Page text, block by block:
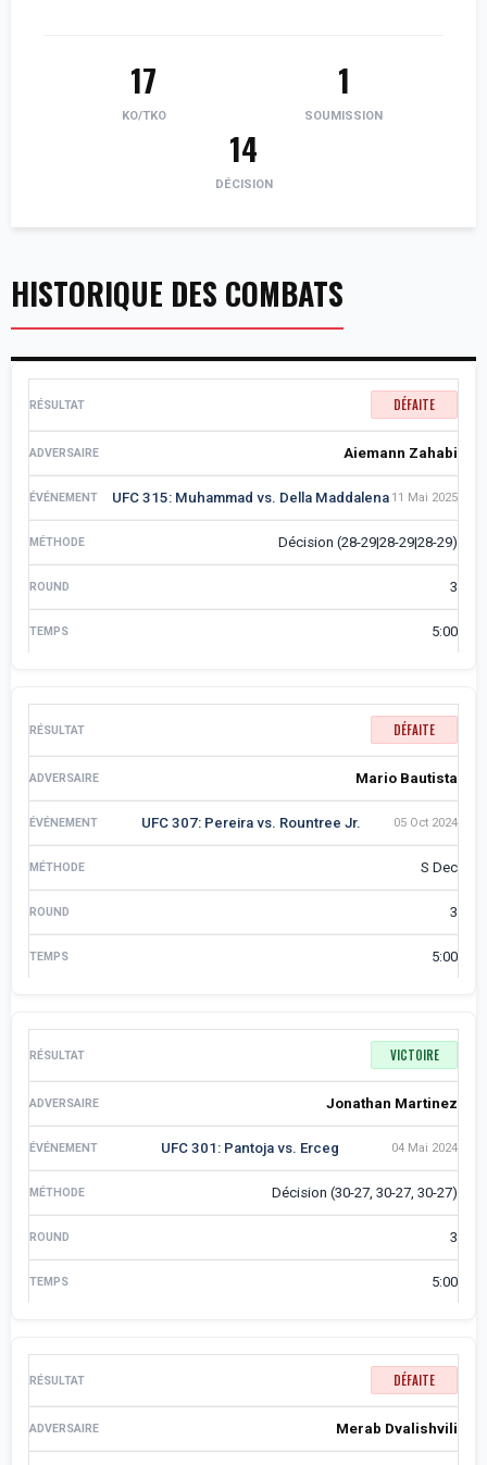
17
KO/TKO
1
SOUMISSION
14
DÉCISION
HISTORIQUE DES COMBATS
DÉFAITE
Aiemann Zahabi
UFC 315: Muhammad vs. Della Maddalena 11 Mai 2025
Décision (28-29|28-29|28-29)
3
5:00
DÉFAITE
Mario Bautista
UFC 307: Pereira vs. Rountree Jr. 05 Oct 2024
S Dec
3
5:00
VICTOIRE
Jonathan Martinez
UFC 301: Pantoja vs. Erceg 04 Mai 2024
Décision (30-27, 30-27, 30-27)
3
5:00
DÉFAITE
Merab Dvalishvili